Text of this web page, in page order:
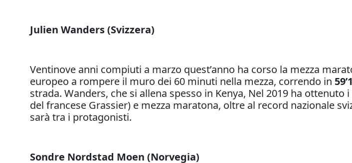
Julien Wanders (Svizzera)
Ventinove anni compiuti a marzo quest’anno ha corso la mezza
europeo a rompere il muro dei 60 minuti nella mezza, correndo in
strada. Wanders, che si allena spesso in Kenya, Nel 2019 ha
del francese Grassier) e mezza maratona, oltre al record nazionale
sarà tra i protagonisti.
Sondre Nordstad Moen (Norvegia)